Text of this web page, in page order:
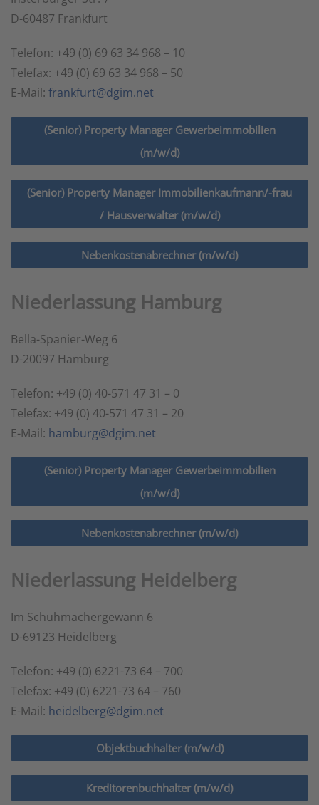
D-60487 Frankfurt
Telefon: +49 (0) 69 63 34 968 – 10
Telefax: +49 (0) 69 63 34 968 – 50
E-Mail: frankfurt@dgim.net
(Senior) Property Manager Gewerbeimmobilien
(m/w/d)
(Senior) Property Manager Immobilienkaufmann/-frau
/ Hausverwalter (m/w/d)
Nebenkostenabrechner (m/w/d)
Niederlassung Hamburg
Bella-Spanier-Weg 6
D-20097 Hamburg
Telefon: +49 (0) 40-571 47 31 – 0
Telefax: +49 (0) 40-571 47 31 – 20
E-Mail: hamburg@dgim.net
(Senior) Property Manager Gewerbeimmobilien
(m/w/d)
Nebenkostenabrechner (m/w/d)
Niederlassung Heidelberg
Im Schuhmachergewann 6
D-69123 Heidelberg
Telefon: +49 (0) 6221-73 64 – 700
Telefax: +49 (0) 6221-73 64 – 760
E-Mail: heidelberg@dgim.net
Objektbuchhalter (m/w/d)
Kreditorenbuchhalter (m/w/d)